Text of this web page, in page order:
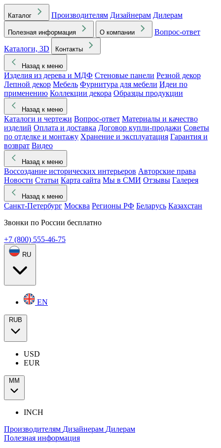
Каталог Производителям Дизайнерам Дилерам
Полезная информация О компании
Вопрос-ответ
Каталоги, 3D
Контакты
Назад к меню
Изделия из дерева и МДФ Стеновые панели Резной декор
Лепной декор Мебель Фурнитура для мебели Идеи по
применению Коллекции декора Образцы продукции
Назад к меню
Каталоги и чертежи Вопрос-ответ Материалы и качество
изделий Оплата и доставка Договор купли-продажи Советы
по отделке и монтажу Хранение и эксплуатация Гарантия и
возврат Видео
Назад к меню
Воссоздание исторических интерьеров Авторские права
Новости Статьи Карта сайта Мы в СМИ Отзывы Галерея
Назад к меню
Санкт-Петербург Москва Регионы РФ Беларусь Казахстан
Звонки по России бесплатно
+7 (800) 555-46-75
RU
EN
RUB
USD
EUR
ММ
INCH
Производителям Дизайнерам Дилерам
Полезная информация